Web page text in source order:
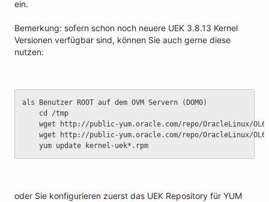
ein.
Bemerkung: sofern schon noch neuere UEK 3.8.13 Kernel
Versionen verfügbar sind, können Sie auch gerne diese
nutzen:
als Benutzer ROOT auf dem OVM Servern (DOM0)
	cd /tmp
wget http://public-yum.oracle.com/repo/OracleLinux/
wget http://public-yum.oracle.com/repo/OracleLinux/
	yum update kernel-uek*.rpm
oder Sie konfigurieren zuerst das UEK Repository für YUM